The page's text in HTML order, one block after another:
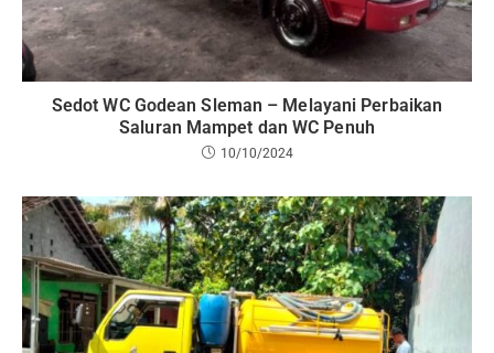
Sedot WC Godean Sleman – Melayani Perbaikan
Saluran Mampet dan WC Penuh
10/10/2024